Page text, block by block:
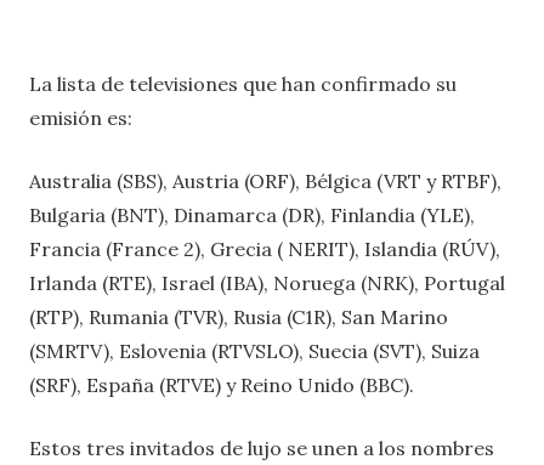
La lista de televisiones que han confirmado su
emisión es:
Australia (SBS), Austria (ORF), Bélgica (VRT y RTBF),
Bulgaria (BNT), Dinamarca (DR), Finlandia (YLE),
Francia (France 2), Grecia ( NERIT), Islandia (RÚV),
Irlanda (RTE), Israel (IBA), Noruega (NRK), Portugal
(RTP), Rumania (TVR), Rusia (C1R), San Marino
(SMRTV), Eslovenia (RTVSLO), Suecia (SVT), Suiza
(SRF), España (RTVE) y Reino Unido (BBC).
Estos tres invitados de lujo se unen a los nombres